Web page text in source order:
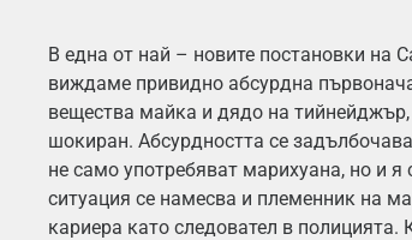
В една от най – новите постановки на
виждаме привидно абсурдна
вещества майка и дядо на
шокиран. Абсурдността се
не само употребяват марихуана, но и
ситуация се намесва и племенник на
кариера като следовател в